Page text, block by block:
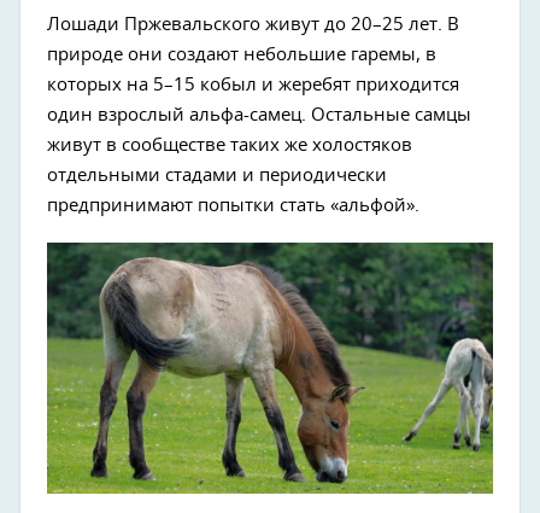
Лошади Пржевальского живут до 20–25 лет. В
природе они создают небольшие гаремы, в
которых на 5–15 кобыл и жеребят приходится
один взрослый альфа-самец. Остальные самцы
живут в сообществе таких же холостяков
отдельными стадами и периодически
предпринимают попытки стать «альфой».